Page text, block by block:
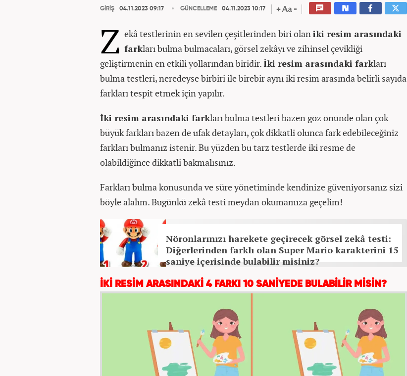
GİRİŞ 04.11.2023 09:17 GÜNCELLEME 04.11.2023 10:17
Z ekâ testlerinin en sevilen çeşitlerinden biri olaniki resim arasındaki
farkları bulma bulmacaları, görsel zekâyı ve zihinsel çevikliği
geliştirmenin en etkili yollarından biridir.İki resim arasındaki farkları
bulma testleri, neredeyse birbiri ile birebir aynı iki resim arasında belirli sayıda
farkları tespit etmek için yapılır.
İki resim arasındaki farkları bulma testleri bazen göz önünde olan çok
büyük farkları bazen de ufak detayları, çok dikkatli olunca fark edebileceğiniz
farkları bulmanız istenir. Bu yüzden bu tarz testlerde iki resme de
olabildiğince dikkatli bakmalısınız.
Farkları bulma konusunda ve süre yönetiminde kendinize güveniyorsanız sizi
böyle alalım. Bugünkü zekâ testi meydan okumamıza geçelim!
Nöronlarınızı harekete geçirecek görsel zekâ testi:
Diğerlerinden farklı olan Super Mario karakterini 15
saniye içerisinde bulabilir misiniz?
İKİ RESİM ARASINDAKİ 4 FARKI 10 SANİYEDE BULABİLİR MİSİN?